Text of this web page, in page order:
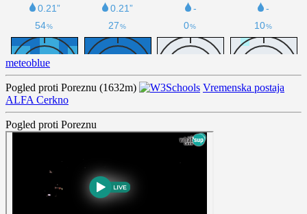
meteoblue
Pogled proti Poreznu (1632m)
Vremenska postaja
ALFA Cerkno
Pogled proti Poreznu